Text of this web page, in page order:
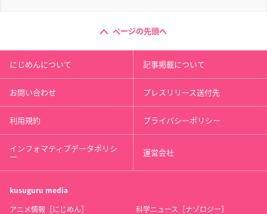
ページの先頭へ
にじめんについて 記事掲載について
お問い合わせ プレスリリース送付先
利用規約 プライバシーポリシー
インフォマティブデータポリシ
ー 運営会社
kusuguru media
アニメ情報［にじめん］ 科学ニュース［ナゾロジー］